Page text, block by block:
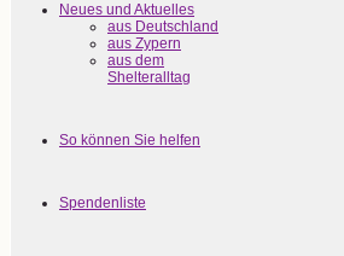
Neues und Aktuelles
aus Deutschland
aus Zypern
aus dem
Shelteralltag
So können Sie helfen
Spendenliste